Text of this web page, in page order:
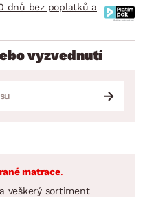
dnů bez poplatků a
vyzvednutí
matrace.
veškerý sortiment